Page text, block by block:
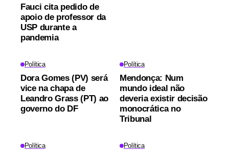
Fauci cita pedido de
apoio de professor da
USP durante a
pandemia
Política
Dora Gomes (PV) será
vice na chapa de
Leandro Grass (PT) ao
governo do DF
Política
Mendonça: Num
mundo ideal não
deveria existir decisão
monocrática no
Tribunal
Política Política